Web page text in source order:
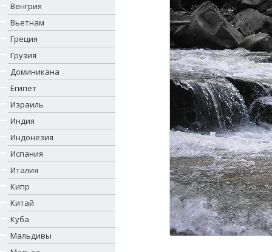
Венгрия
Вьетнам
Греция
Грузия
Доминикана
Египет
Израиль
Индия
Индонезия
Испания
Италия
Кипр
Китай
Куба
Мальдивы